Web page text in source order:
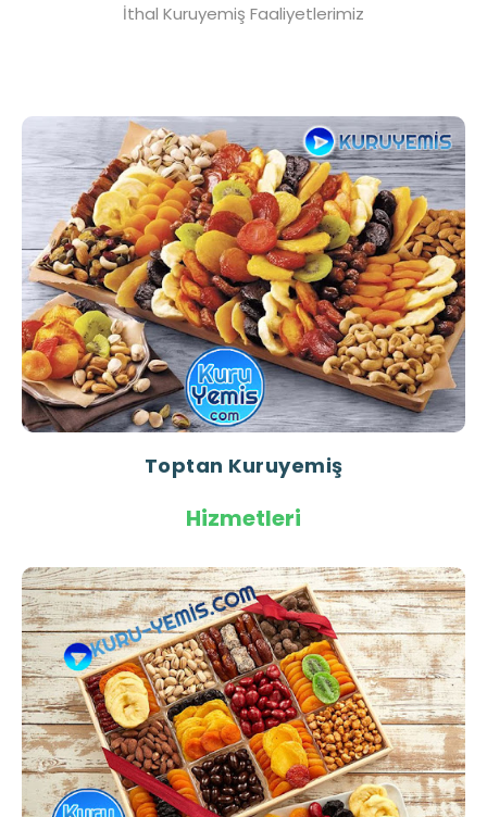
İthal Kuruyemiş Faaliyetlerimiz
Toptan Kuruyemiş
Hizmetleri